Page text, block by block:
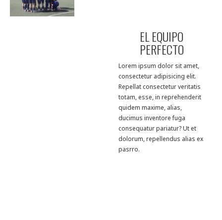
EL EQUIPO
PERFECTO
Lorem ipsum dolor sit amet,
consectetur adipisicing elit.
Repellat consectetur veritatis
totam, esse, in reprehenderit
quidem maxime, alias,
ducimus inventore fuga
consequatur pariatur? Ut et
dolorum, repellendus alias ex
pasrro.